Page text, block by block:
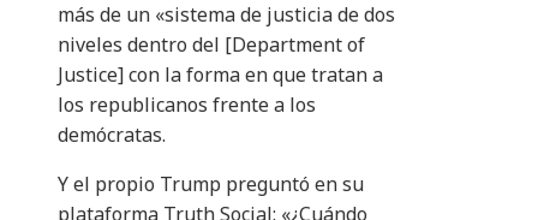
más de un «sistema de justicia de dos
niveles dentro del [Department of
Justice] con la forma en que tratan a
los republicanos frente a los
demócratas.
Y el propio Trump preguntó en su
plataforma Truth Social: «¿Cuándo